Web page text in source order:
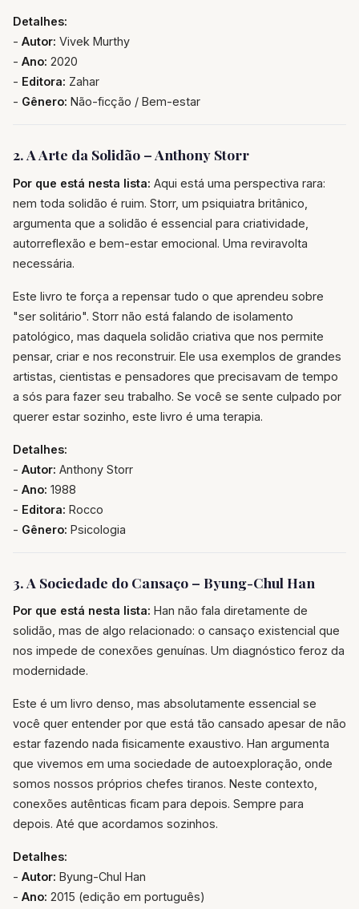
Detalhes:
- Autor: Vivek Murthy
- Ano: 2020
- Editora: Zahar
- Gênero: Não-ficção / Bem-estar
2. A Arte da Solidão – Anthony Storr
Por que está nesta lista: Aqui está uma perspectiva rara:
nem toda solidão é ruim. Storr, um psiquiatra britânico,
argumenta que a solidão é essencial para criatividade,
autorreflexão e bem-estar emocional. Uma reviravolta
necessária.
Este livro te força a repensar tudo o que aprendeu sobre
"ser solitário". Storr não está falando de isolamento
patológico, mas daquela solidão criativa que nos permite
pensar, criar e nos reconstruir. Ele usa exemplos de grandes
artistas, cientistas e pensadores que precisavam de tempo
a sós para fazer seu trabalho. Se você se sente culpado por
querer estar sozinho, este livro é uma terapia.
Detalhes:
- Autor: Anthony Storr
- Ano: 1988
- Editora: Rocco
- Gênero: Psicologia
3. A Sociedade do Cansaço – Byung-Chul Han
Por que está nesta lista: Han não fala diretamente de
solidão, mas de algo relacionado: o cansaço existencial que
nos impede de conexões genuínas. Um diagnóstico feroz da
modernidade.
Este é um livro denso, mas absolutamente essencial se
você quer entender por que está tão cansado apesar de não
estar fazendo nada fisicamente exaustivo. Han argumenta
que vivemos em uma sociedade de autoexploração, onde
somos nossos próprios chefes tiranos. Neste contexto,
conexões autênticas ficam para depois. Sempre para
depois. Até que acordamos sozinhos.
Detalhes:
- Autor: Byung-Chul Han
- Ano: 2015 (edição em português)